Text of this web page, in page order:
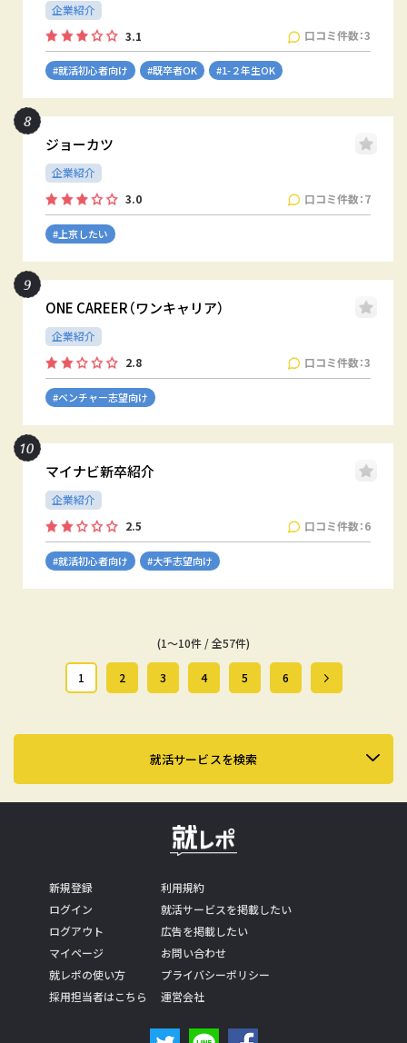
企業紹介
3.1
口コミ件数：3
#就活初心者向け #既卒者OK #1-２年生OK
ジョーカツ
企業紹介
3.0
口コミ件数：7
#上京したい
ONE CAREER（ワンキャリア）
企業紹介
2.8
口コミ件数：3
#ベンチャー志望向け
マイナビ新卒紹介
企業紹介
2.5
口コミ件数：6
#就活初心者向け #大手志望向け
(1～10件 / 全57件)
1 2 3 4 5 6
就活サービスを検索
新規登録
ログイン
ログアウト
マイページ
就レポの使い方
採用担当者はこちら
利用規約
就活サービスを掲載したい
広告を掲載したい
お問い合わせ
プライバシーポリシー
運営会社